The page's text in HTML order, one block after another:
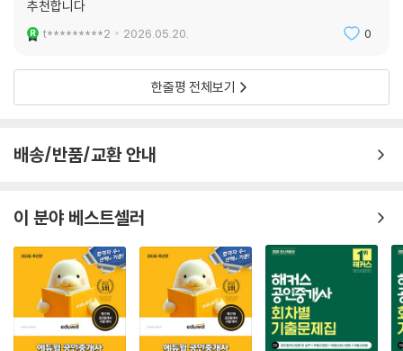
추천합니다
t*********2 2026.05.20. 0
한줄평 전체보기
배송/반품/교환 안내
이 분야 베스트셀러